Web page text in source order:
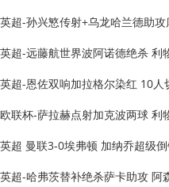
英超-孙兴慜传射+乌龙哈兰德助
英超-远藤航世界波阿诺德绝杀 利
英超-恩佐双响加拉格尔染红 10
欧联杯-萨拉赫点射加克波两球 利
英超 曼联3-0埃弗顿 加纳乔超级
英超-哈弗茨替补绝杀萨卡助攻 阿